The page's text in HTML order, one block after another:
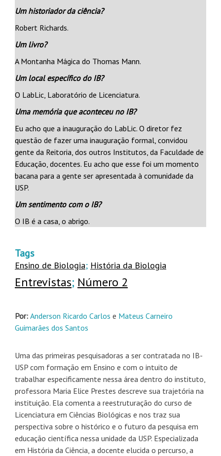
Um historiador da ciência?
Robert Richards.
Um livro?
A Montanha Mágica do Thomas Mann.
Um local específico do IB?
O LabLic, Laboratório de Licenciatura.
Uma memória que aconteceu no IB?
Eu acho que a inauguração do LabLic. O diretor fez
questão de fazer uma inauguração formal, convidou
gente da Reitoria, dos outros Institutos, da Faculdade de
Educação, docentes. Eu acho que esse foi um momento
bacana para a gente ser apresentada à comunidade da
USP.
Um sentimento com o IB?
O IB é a casa, o abrigo.
Tags
Ensino de Biologia; História da Biologia
Entrevistas; Número 2
Por: Anderson Ricardo Carlos e Mateus Carneiro
Guimarães dos Santos
Uma das primeiras pesquisadoras a ser contratada no IB-
USP com formação em Ensino e com o intuito de
trabalhar especificamente nessa área dentro do instituto,
professora Maria Elice Prestes descreve sua trajetória na
instituição. Ela comenta a reestruturação do curso de
Licenciatura em Ciências Biológicas e nos traz sua
perspectiva sobre o histórico e o futuro da pesquisa em
educação científica nessa unidade da USP. Especializada
em História da Ciência, a docente elucida o percurso, a